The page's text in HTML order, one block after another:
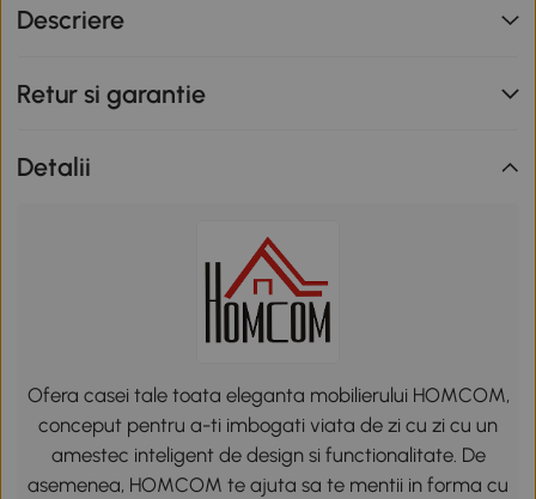
Descriere
Retur si garantie
Detalii
Ofera casei tale toata eleganta mobilierului HOMCOM,
conceput pentru a-ti imbogati viata de zi cu zi cu un
amestec inteligent de design si functionalitate. De
asemenea, HOMCOM te ajuta sa te mentii in forma cu